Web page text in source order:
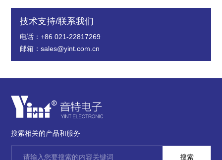
技术支持/联系我们
电话：+86 021-22817269
邮箱：sales@yint.com.cn
搜索相关的产品和服务